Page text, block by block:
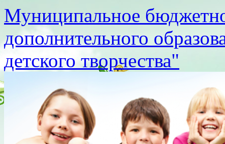
Муниципальное
дополнительного
детского творчества"